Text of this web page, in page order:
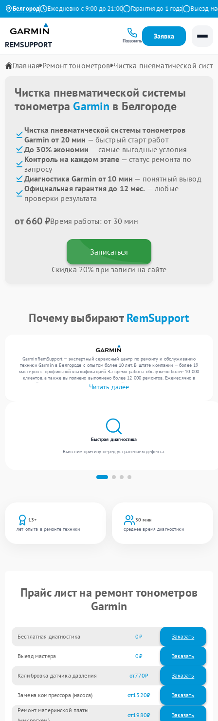
Белгород
на Яндекс Ежедневно с 9:00 до 21:00 Гарантия до 1 года Выезд
REMSUPPORT Позвонить
Заявка
Главная Ремонт тонометров Чистка пневматической
Чистка пневматической системы
тонометра Garmin в Белгороде
Чистка пневматической системы тонометров
Garmin от 20 мин — быстрый старт работ
До 30% экономии — самые выгодные условия
Контроль на каждом этапе — статус ремонта по
запросу
Диагностика Garmin от 10 мин — понятный вывод
Официальная гарантия до 12 мес. — любые
проверки результата
от 660 ₽Время работы: от 30 мин
Записаться
Скидка 20% при записи на сайте
Почему выбираютRemSupport
GarminRemSupport — экспертный сервисный центр по ремонту и обслуживанию
техники Garmin в Белгороде с опытом более 10 лет. В штате компании — более 19
мастеров с профильной квалификацией. За время работы обслужено более 10 000
клиентов, а также выполнено выполнено более 12 000 ремонтов. Ежемесячно в
сервисный центр поступает более 300 обращений, включая , , . Мы устраняем поломки
любой сложности и поддерживаем высокий стандарт качества благодаря опыту
Читать далее
13+
лет опыта в ремонте техники
30 мин
среднее время диагностики
Быстрая диагностика
Выясним причину перед устранением дефекта.
Прайс лист на ремонт тонометров
Garmin
Бесплатная диагностика 0 Заказать
Выезд мастера 0 Заказать
Калибровка датчика давления 770
Замена компрессора (насоса) 1320
Ремонт материнской платы
1980